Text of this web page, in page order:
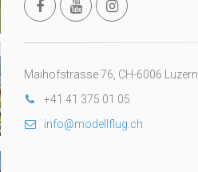
Maihofstrasse 76, CH-6006 Luzern
+41 41 375 01 05
info@modellflug.ch